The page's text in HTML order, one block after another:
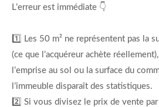
L’erreur est immédiate 👇
1️⃣ Les 50 m² ne représentent pas la
(ce que l’acquéreur achète
l’emprise au sol ou la surface du
l’immeuble disparaît des statistiques.
2️⃣ Si vous divisez le prix de vente